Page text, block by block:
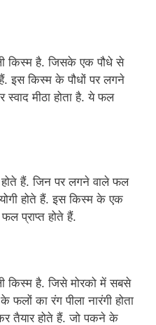
किस्म है. जिसके एक पौधे से
इस किस्म के पौधों पर लगने
मीठा होता है. ये फल
हैं. जिन पर लगने वाले फल
होते हैं. इस किस्म के एक
प्राप्त होते हैं.
किस्म है. जिसे मोरको में सबसे
फलों का रंग पीला नारंगी होता
तैयार होते हैं. जो पकने के